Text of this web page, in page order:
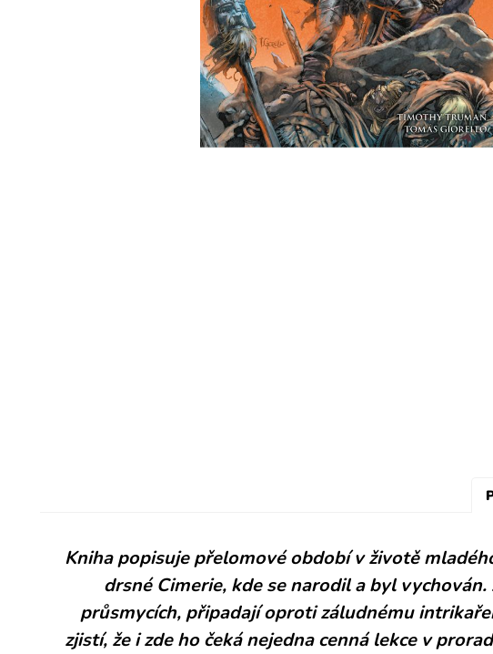
Kniha popisuje přelomové období v životě
drsné Cimerie, kde se narodil a byl
průsmycích, připadají oproti záludnému
zjistí, že i zde ho čeká nejedna cenná lekce v